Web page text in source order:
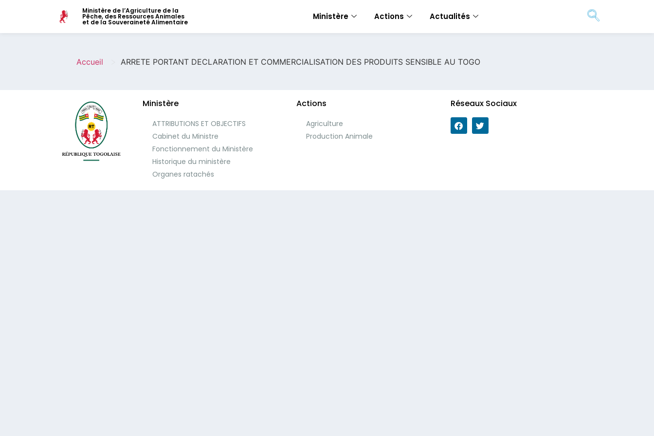
Ministère de l’Agriculture de la
Pêche, des Ressources Animales
et de la Souveraineté Alimentaire
Ministère Actions Actualités
Accueil ARRETE PORTANT DECLARATION ET COMMERCIALISATION DES PRODUITS SENSIBLE AU TOGO
Ministère
ATTRIBUTIONS ET OBJECTIFS
Cabinet du Ministre
Fonctionnement du Ministère
Historique du ministère
Organes ratachés
Actions
Agriculture
Production Animale
Réseaux Sociaux